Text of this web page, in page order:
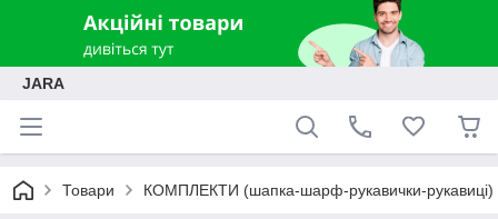
JARA
Товари КОМПЛЕКТИ (шапка-шарф-рукавички-рукавиці)